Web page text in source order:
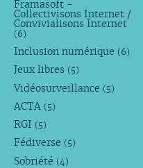
Framasoft -
Collectivisons Internet /
Convivialisons Internet
(6)
Inclusion numérique (6)
Jeux libres (5)
Vidéosurveillance (5)
ACTA (5)
RGI (5)
Fédiverse (5)
Sobriété (4)